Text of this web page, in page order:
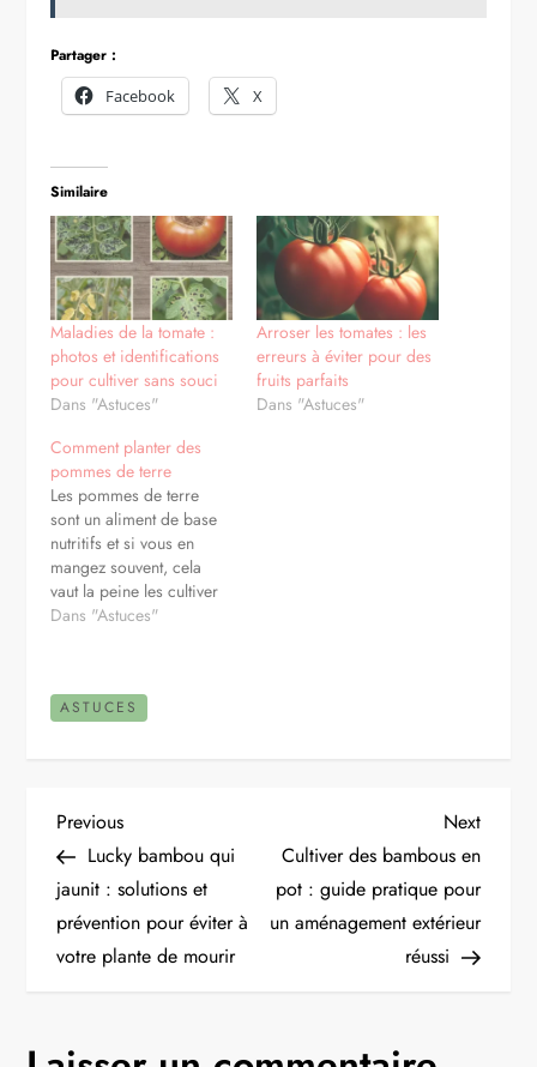
Partager :
Facebook
X
Similaire
Maladies de la tomate :
photos et identifications
pour cultiver sans souci
Dans "Astuces"
Arroser les tomates : les
erreurs à éviter pour des
fruits parfaits
Dans "Astuces"
Comment planter des
pommes de terre
Les pommes de terre
sont un aliment de base
nutritifs et si vous en
mangez souvent, cela
vaut la peine les cultiver
vous-même. Les pommes
pommes de terre que
Dans "Astuces"
ASTUCES
N
a
v
Previous
Post
Previous
Lucky bambou qui
jaunit : solutions et
prévention pour éviter à
votre plante de mourir
Next
Post
Next
Cultiver des bambous en
pot : guide pratique pour
un aménagement extérieur
réussi